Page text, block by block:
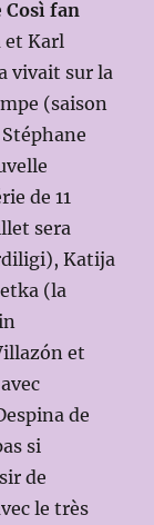
Così fan
et Karl
vivait sur la
(saison
de 11
sera
Katija
(la
et
de
si
de
le très